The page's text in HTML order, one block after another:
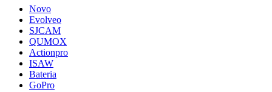
Novo
Evolveo
SJCAM
QUMOX
Actionpro
ISAW
Bateria
GoPro